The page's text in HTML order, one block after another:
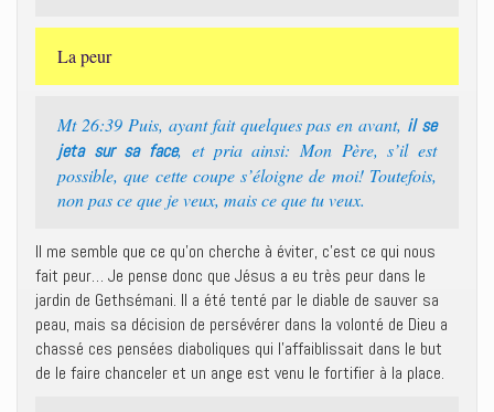
La peur
Mt 26:39 Puis, ayant fait quelques pas en avant, il se
jeta sur sa face, et pria ainsi: Mon Père, s’il est
possible, que cette coupe s’éloigne de moi! Toutefois,
non pas ce que je veux, mais ce que tu veux.
Il me semble que ce qu’on cherche à éviter, c’est ce qui nous
fait peur… Je pense donc que Jésus a eu très peur dans le
jardin de Gethsémani. Il a été tenté par le diable de sauver sa
peau, mais sa décision de persévérer dans la volonté de Dieu a
chassé ces pensées diaboliques qui l’affaiblissait dans le but
de le faire chanceler et un ange est venu le fortifier à la place.